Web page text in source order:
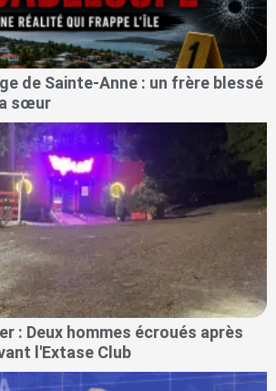
de Sainte-Anne : un frère blessé
sœur
: Deux hommes écroués après
l'Extase Club